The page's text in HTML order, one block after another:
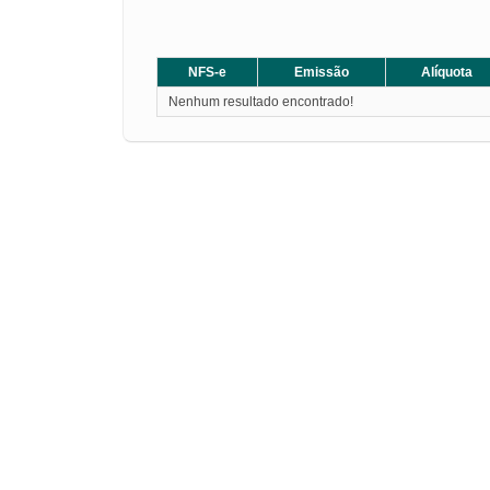
NFS-e Emissão Alíquota
Nenhum resultado encontrado!